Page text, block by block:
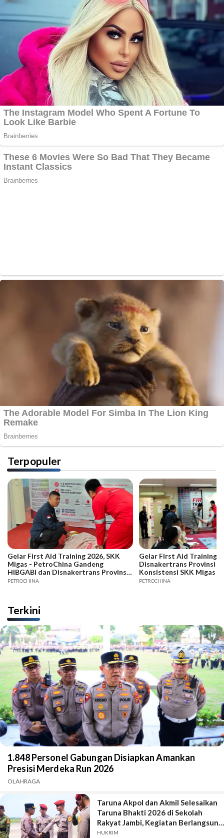
Terpopuler
Gelar First Aid Training 2026, SKK
Migas - PetroChina Gandeng
HIBGABI dan Disnakertrans Provinsi
Jambi
PETROCHINA
Gelar First Aid Training
Disnakertrans Provinsi
Konsistensi SKK Migas -
PETROCHINA
Terkini
1.848 Personel Gabungan Disiapkan Amankan
Presisi Merdeka Run 2026
OLAHRAGA
Taruna Akpol dan Akmil Selesaikan
Taruna Bhakti 2026 di Sekolah
Rakyat Jambi, Kegiatan Berlangsung
Aman dan Lancar
HUKRIM